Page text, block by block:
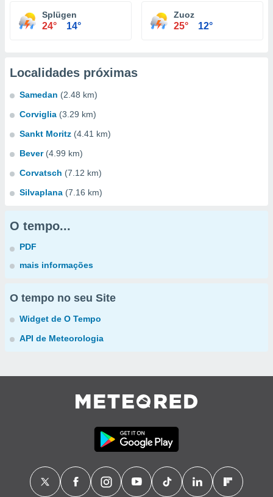
Splügen
24° 14°
Zuoz
25° 12°
Localidades próximas
Samedan (2.48 km)
Corviglia (3.29 km)
Sankt Moritz (4.41 km)
Bever (4.99 km)
Corvatsch (7.12 km)
Silvaplana (7.16 km)
O tempo...
PDF
mais informações
O tempo no seu Site
Widget de O Tempo
API de Meteorologia